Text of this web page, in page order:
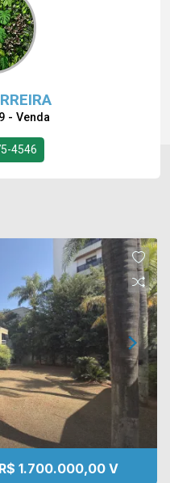
- Venda
4546
R$ 1.700.000,00 V